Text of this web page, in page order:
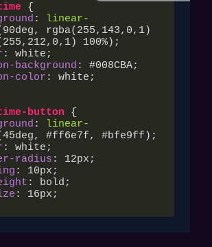
{
:
linear-
90deg, rgba( 255, 143, 0, 1
255, 212, 0, 1) 100%);
: white;
background : #008CBA;
color : white;
button {
:
linear-
45deg, #ff6e7f, #bfe9ff);
: white;
radius : 12px ;
: 10px ;
: bold;
: 16px ;